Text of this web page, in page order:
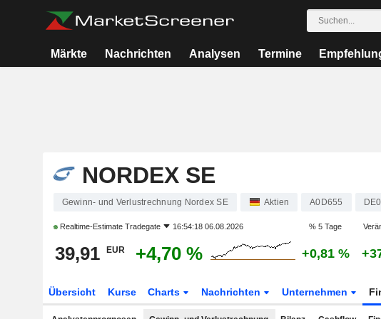
Märkte Nachrichten Analysen Termine
NORDEX SE
Gewinn- und Verlustrechnung Nordex SE Aktien A0D655
Realtime-Estimate Tradegate 16:54:18 06.08.2026 % 5 Tage
39,91 EUR +4,70 % +0,81 %
Übersicht Kurse Charts Nachrichten Unternehmen